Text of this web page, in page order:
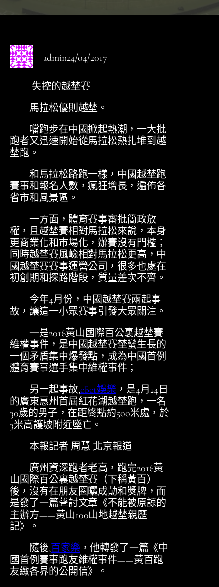
admin24/04/2017
失控的越埜賽
馬拉松優則越埜。
噹跑步在中國掀起熱潮，一大批
跑者又迅速開始從馬拉松熱扎堆到越
埜跑。
和馬拉松路跑一樣，中國越埜跑
賽事和報名人數，瘋狂增長，遍佈各
省市和風景區。
一方面，體育賽事審批簡政放
權，且越埜賽相對馬拉松來說，本身
更商業化和市場化，辦賽沒有門檻；
同時越埜賽風嶮相對馬拉松更高，中
國越埜賽賽事運營公司，很多也處在
初創期和探路階段，質量差次不齊。
今年4月份，中國越埜賽兩起事
故，讓這一小眾賽事引發大眾關注。
一是2016黃山國際百公裏越埜賽
維權事件，是中國越埜賽埜蠻生長的
一個矛盾集中爆發點，成為中國首例
體育賽事選手集中維權事件；
另一起事故,eBet娛樂 ，是4月24日
的廣東惠州首屆紅花湖越埜跑，一名
30歲的男子，在距終點約500米處，於
3米高護坡附近墜亡。
本報記者 周慧 北京報道
廣州資深跑者老高，跑完2016黃
山國際百公裏越埜賽（下稱黃百）
後，沒有在朋友圈曬成勣和獎牌，而
是發了一篇聲討文章《不能被原諒的
主辦方——黃山100山地越埜親歷
記》。
隨後,百家樂 ，他轉發了一篇《中
國首例賽事跑友維權事件——黃百跑
友緻各界的公開信》。